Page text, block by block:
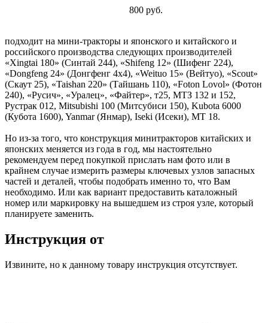
800 руб.
подходит на мини-тракторы и японского и китайского и
российского производства следующих производителей
«Xingtai 180» (Синтай 244), «Shifeng 12» (Шифенг 224),
«Dongfeng 24» (Донгфенг 4х4), «Weituo 15» (Вейтуо), «Scout»
(Скаут 25), «Taishan 220» (Тайшань 110), «Foton Lovol» (Фотон
240), «Русич», «Уралец», «Файтер», т25, МТЗ 132 и 152,
Рустрак 012, Mitsubishi 100 (Митсубиси 150), Kubota 6000
(Кубота 1600), Yanmar (Янмар), Iseki (Исеки), МТ 18.
Но из-за того, что конструкция минитракторов китайских и
японских меняется из года в год, мы настоятельно
рекомендуем перед покупкой прислать нам фото или в
крайнем случае измерить размеры ключевых узлов запасных
частей и деталей, чтобы подобрать именно то, что Вам
необходимо. Или как вариант предоставить каталожный
номер или маркировку на вышедшем из строя узле, который
планируете заменить.
Инструкция от
Извините, но к данному товару инструкция отсутствует.